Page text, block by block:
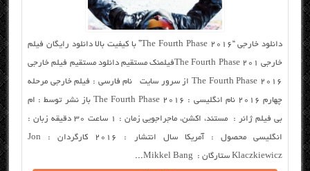
دانلود خارجی “The Fourth Phase 2016” با کیفیت بالا دانلود رایگان فیلم
خارجی The Fourth Phase 201فیلمنک مستقیم دانلود مستقیم فیلم خارجی
The Fourth Phase 2016 از سرور سایت نام فارسی : فیلم خارجی مرحله
چهارم ۲۰۱۶ نام انگلیسی : The Fourth Phase 2016 باز نشر توسط : ام
بی فیلم ژانر : مستند، اکشن، ماجراجویی زمان : ۱ ساعت ۳۰ دقیقه زبان :
انگلیسی محصول : آمریکا سال انتشار : ۲۰۱۶ کارگردان : Jon
Klaczkiewicz ستارگان : Mikkel Bang...